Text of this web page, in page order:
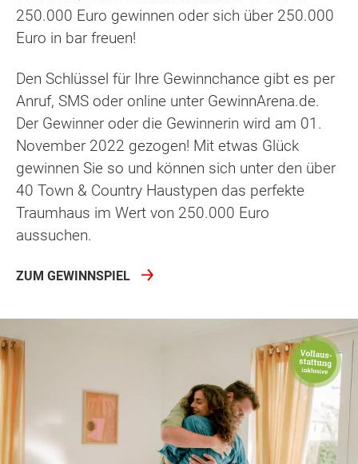
250.000 Euro gewinnen oder sich über 250.000
Euro in bar freuen!
Den Schlüssel für Ihre Gewinnchance gibt es per
Anruf, SMS oder online unter GewinnArena.de.
Der Gewinner oder die Gewinnerin wird am 01.
November 2022 gezogen! Mit etwas Glück
gewinnen Sie so und können sich unter den über
40 Town & Country Haustypen das perfekte
Traumhaus im Wert von 250.000 Euro
aussuchen.
ZUM GEWINNSPIEL